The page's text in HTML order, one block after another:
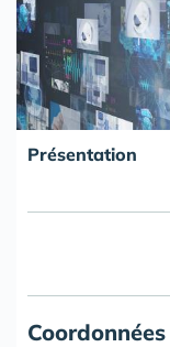
Présentation
Coordonnées